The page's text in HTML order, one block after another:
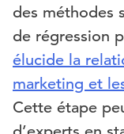
des méthodes
de régression
élucide la
marketing et
Cette étape